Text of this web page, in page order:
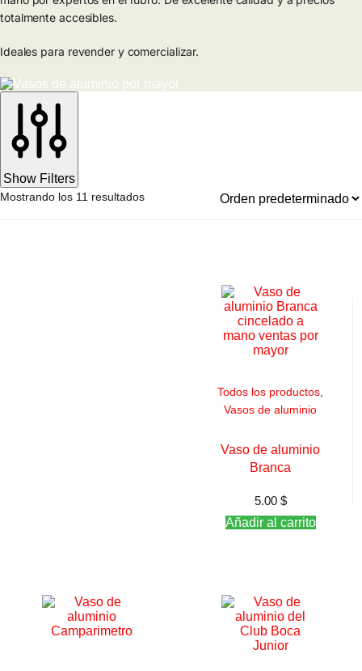
totalmente accesibles.
Ideales para revender y comercializar.
Show Filters
Mostrando los 11 resultados
Todos los productos
Vasos de aluminio
Vaso de aluminio
Branca
5.00 $
Añadir al carrito